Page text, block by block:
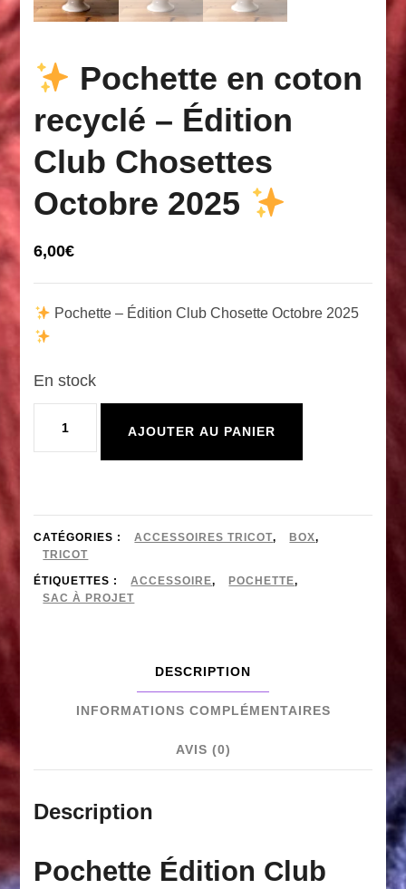
Pochette en coton
recyclé – Édition
Club Chosettes
Octobre 2025
6,00€
Pochette – Édition Club Chosette Octobre 2025
En stock
de
en
coton
recyclé
Chosettes
2025
AJOUTER AU PANIER
CATÉGORIES : ACCESSOIRES TRICOT, BOX,
TRICOT
ÉTIQUETTES : ACCESSOIRE, POCHETTE,
SAC À PROJET
DESCRIPTION
INFORMATIONS COMPLÉMENTAIRES
AVIS (0)
Description
Pochette Édition Club